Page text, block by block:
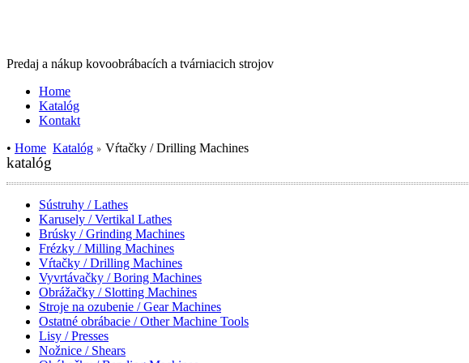
Predaj a nákup kovoobrábacích a tvárniacich strojov
Home
Katalóg
Kontakt
• Home Katalóg Vŕtačky / Drilling Machines
katalóg
Sústruhy / Lathes
Karusely / Vertikal Lathes
Brúsky / Grinding Machines
Frézky / Milling Machines
Vŕtačky / Drilling Machines
Vyvrtávačky / Boring Machines
Obrážačky / Slotting Machines
Stroje na ozubenie / Gear Machines
Ostatné obrábacie / Other Machine Tools
Lisy / Presses
Nožnice / Shears